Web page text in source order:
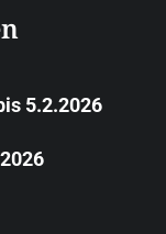
5.2.2026